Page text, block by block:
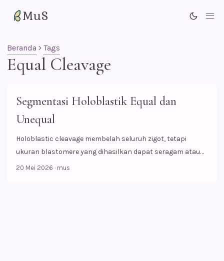
MuS
Beranda Tags
Equal Cleavage
Segmentasi Holoblastik Equal dan
Unequal
Holoblastic cleavage membelah seluruh zigot, tetapi
ukuran blastomere yang dihasilkan dapat seragam atau
tidak seragam tergantung distribusi yolk.
20 Mei 2026 · mus